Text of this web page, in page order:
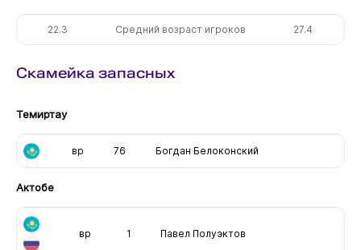
22.3 Средний возраст игроков 27.4
Скамейка запасных
Темиртау
вр 76 Богдан Белоконский
Актобе
вр 1 Павел Полуэктов